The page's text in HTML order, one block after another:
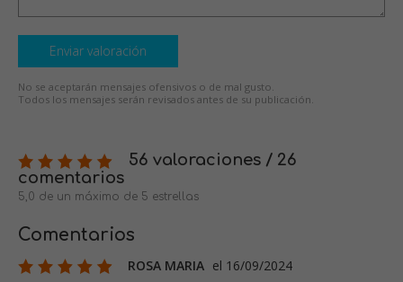
Enviar valoración
No se aceptarán mensajes ofensivos o de mal gusto.
Todos los mensajes serán revisados antes de su publicación.
56 valoraciones / 26
comentarios
5,0 de un máximo de 5 estrellas
Comentarios
ROSA MARIA el 16/09/2024